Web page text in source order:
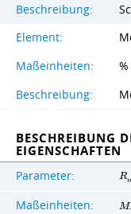
Beschreibung:
Element:
Maßeinheiten:
%
Beschreibung:
BESCHREIBUNG
EIGENSCHAFTEN
Parameter: R
Maßeinheiten: M